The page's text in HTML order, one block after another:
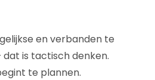
en verbanden te
is tactisch denken.
te plannen.